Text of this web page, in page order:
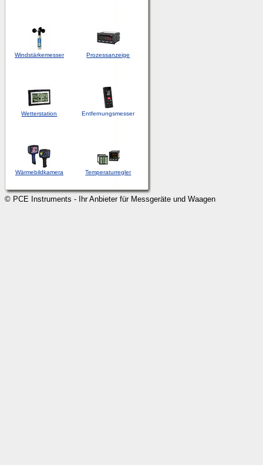
Windstärkemesser Prozessanzeige
Wetterstation Entfernungsmesser
Wärmebildkamera Temperaturregler
© PCE Instruments - Ihr Anbieter für Messgeräte und Waagen